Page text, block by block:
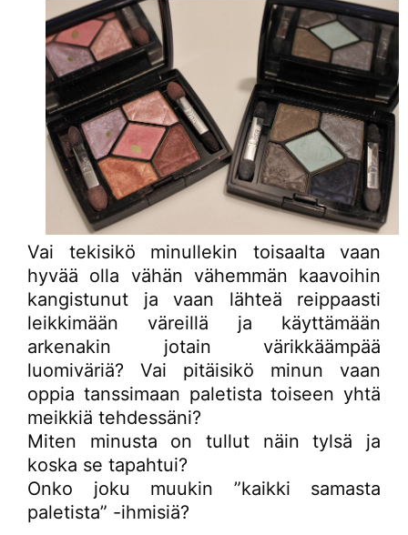
Vai tekisikö minullekin toisaalta vaan
hyvää olla vähän vähemmän kaavoihin
kangistunut ja vaan lähteä reippaasti
leikkimään väreillä ja käyttämään
arkenakin jotain värikkäämpää
luomiväriä? Vai pitäisikö minun vaan
oppia tanssimaan paletista toiseen yhtä
meikkiä tehdessäni?
Miten minusta on tullut näin tylsä ja
koska se tapahtui?
Onko joku muukin ”kaikki samasta
paletista” -ihmisiä?